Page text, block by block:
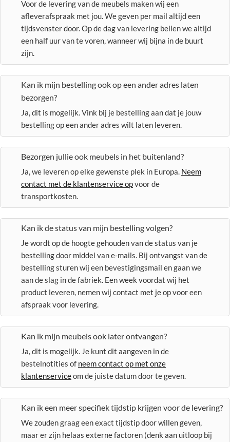
Voor de levering van de meubels maken wij een
afleverafspraak met jou. We geven per mail altijd een
tijdsvenster door. Op de dag van levering bellen we altijd
een half uur van te voren, wanneer wij bijna in de buurt
zijn.
Kan ik mijn bestelling ook op een ander adres laten
bezorgen?
Ja, dit is mogelijk. Vink bij je bestelling aan dat je jouw
bestelling op een ander adres wilt laten leveren.
Bezorgen jullie ook meubels in het buitenland?
Ja, we leveren op elke gewenste plek in Europa. Neem
contact met de klantenservice opvoor de
transportkosten.
Kan ik de status van mijn bestelling volgen?
Je wordt op de hoogte gehouden van de status van je
bestelling door middel van e-mails. Bij ontvangst van de
bestelling sturen wij een bevestigingsmail en gaan we
aan de slag in de fabriek. Een week voordat wij het
product leveren, nemen wij contact met je op voor een
afspraak voor levering.
Kan ik mijn meubels ook later ontvangen?
Ja, dit is mogelijk. Je kunt dit aangeven in de
bestelnotities of neem contact op met onze
klantenserviceom de juiste datum door te geven.
Kan ik een meer specifiek tijdstip krijgen voor de levering?
We zouden graag een exact tijdstip door willen geven,
maar er zijn helaas externe factoren (denk aan uitloop bij